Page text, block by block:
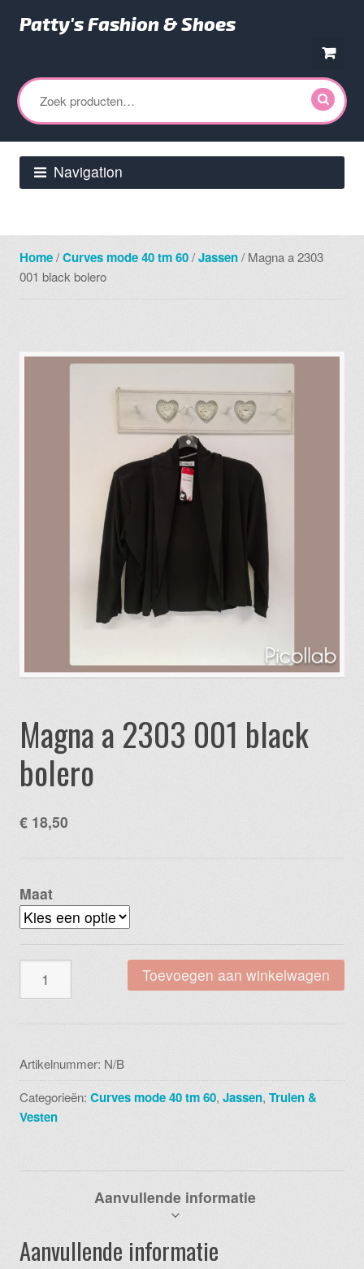
naar
navigatie
naar
de
inhoud
Patty's Fashion & Shoes
Zoeken
naar:
Navigation
Home/Curves mode 40 tm 60/Jassen/ Magna a 2303
001 black bolero
Magna a 2303 001 black
bolero
€ 18,50
Maat
black
bolero
aantal
Toevoegen aan winkelwagen
Artikelnummer: N/B
Categorieën:Curves mode 40 tm 60,Jassen,Truien &
Vesten
Aanvullende informatie
Aanvullende informatie